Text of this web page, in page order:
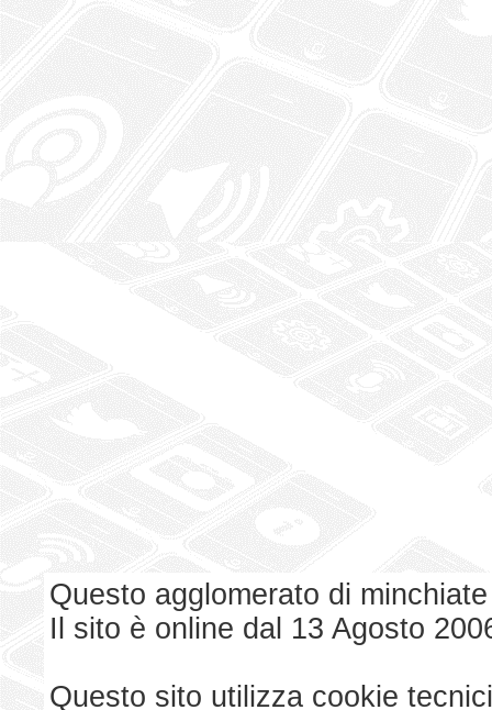
Questo agglomerato di
Il sito è online dal 13 Agosto
Questo sito utilizza cookie